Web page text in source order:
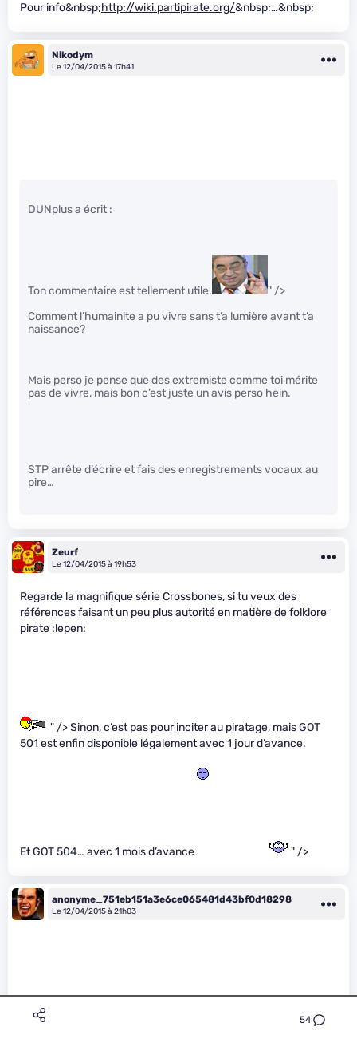
54
Pour info&nbsp;http://wiki.partipirate.org/&nbsp;…&nbsp;
Nikodym
Le 12/04/2015 à 17h41
DUNplus a écrit :
Ton commentaire est tellement utile.
" />
Comment l’humainite a pu vivre sans t’a lumière avant t’a
naissance?
Mais perso je pense que des extremiste comme toi mérite
pas de vivre, mais bon c’est juste un avis perso hein.
STP arrête d’écrire et fais des enregistrements vocaux au
pire…
Zeurf
Le 12/04/2015 à 19h53
Regarde la magnifique série Crossbones, si tu veux des
références faisant un peu plus autorité en matière de folklore
pirate :lepen:
" /> Sinon, c’est pas pour inciter au piratage, mais GOT
501 est enfin disponible légalement avec 1 jour d’avance.
Et GOT 504… avec 1 mois d’avance " />
anonyme_751eb151a3e6ce065481d43bf0d18298
Le 12/04/2015 à 21h03